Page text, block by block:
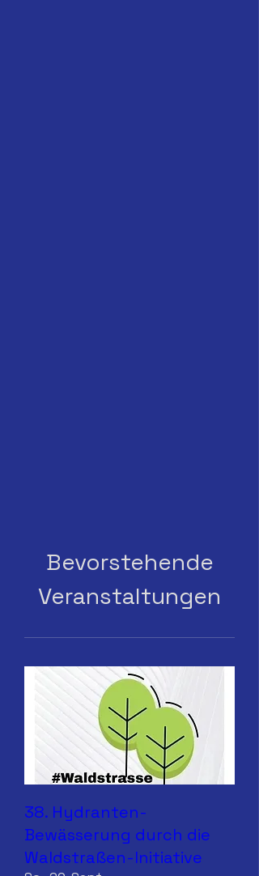
Bevorstehende
Veranstaltungen
38. Hydranten-
Bewässerung durch die
Waldstraßen-Initiative